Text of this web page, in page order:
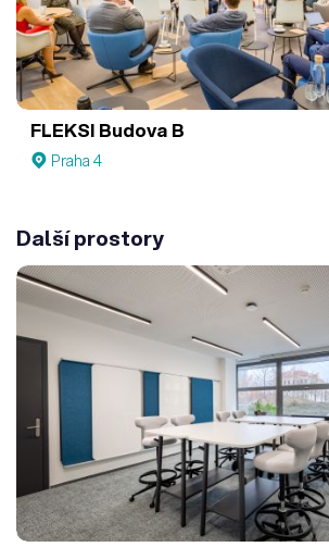
FLEKSI Budova B
Praha 4
Další prostory